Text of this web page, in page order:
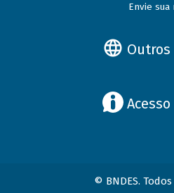
Envie sua
© BNDES.